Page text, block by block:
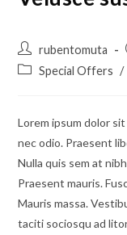
rubentomuta
Special Offers /
Lorem ipsum dolor
nec odio. Praesent
Nulla quis sem at
Praesent mauris.
Mauris massa.
taciti sociosqu ad